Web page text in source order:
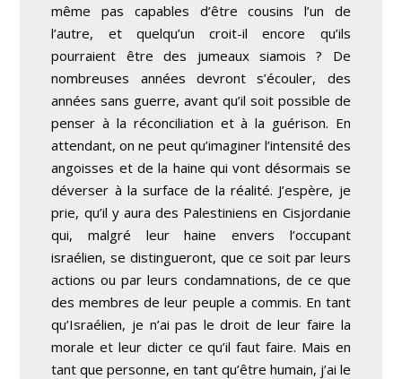
même pas capables d’être cousins l’un de
l’autre, et quelqu’un croit-il encore qu’ils
pourraient être des jumeaux siamois ? De
nombreuses années devront s’écouler, des
années sans guerre, avant qu’il soit possible de
penser à la réconciliation et à la guérison. En
attendant, on ne peut qu’imaginer l’intensité des
angoisses et de la haine qui vont désormais se
déverser à la surface de la réalité. J’espère, je
prie, qu’il y aura des Palestiniens en Cisjordanie
qui, malgré leur haine envers l’occupant
israélien, se distingueront, que ce soit par leurs
actions ou par leurs condamnations, de ce que
des membres de leur peuple a commis. En tant
qu’Israélien, je n’ai pas le droit de leur faire la
morale et leur dicter ce qu’il faut faire. Mais en
tant que personne, en tant qu’être humain, j’ai le